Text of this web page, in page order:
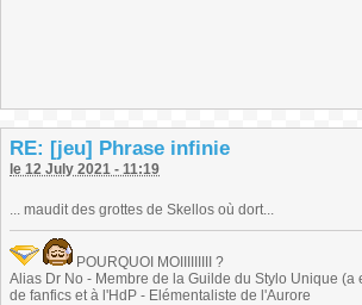
RE: [jeu] Phrase infinie
le 12 July 2021 - 11:19
... maudit des grottes de Skellos où dort...
POURQUOI MOIIIIIIIII ?
Alias Dr No - Membre de la Guilde du Stylo Unique
de fanfics et à l'HdP - Elémentaliste de l'Aurore